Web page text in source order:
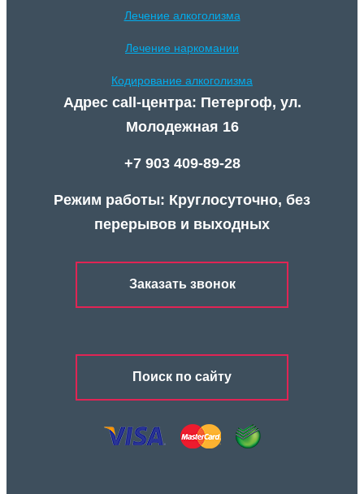
Лечение алкоголизма
Лечение наркомании
Кодирование алкоголизма
Адрес call-центра: Петергоф, ул.
Молодежная 16
+7 903 409-89-28
Режим работы: Круглосуточно, без
перерывов и выходных
Заказать звонок
Поиск по сайту